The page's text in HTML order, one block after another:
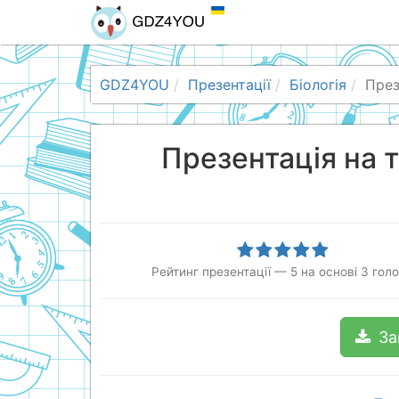
GDZ4YOU Презентації Біологія
Презентація на
Рейтинг презентації — 5на основі 3